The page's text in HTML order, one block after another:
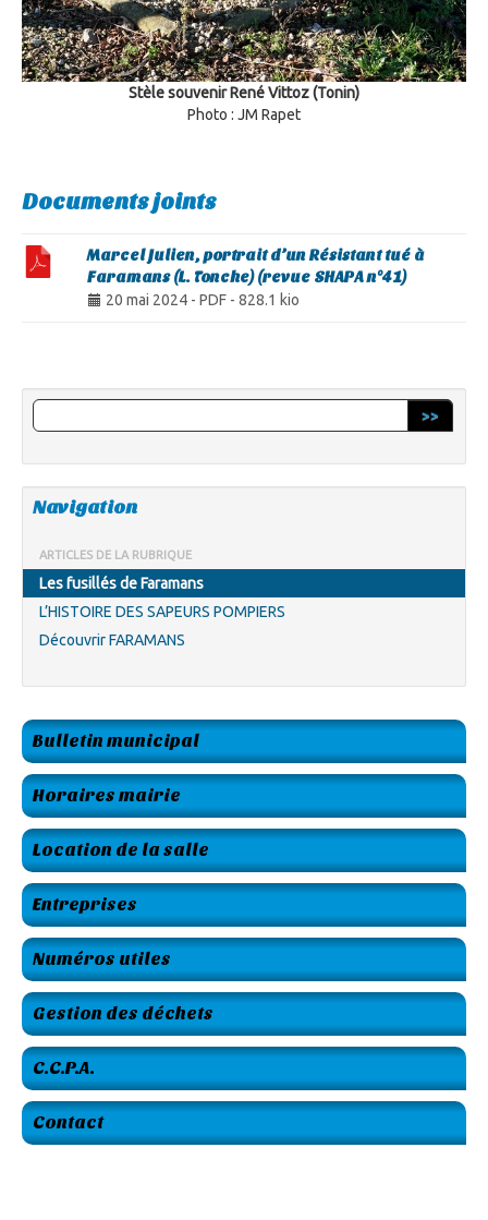
Stèle souvenir René Vittoz (Tonin)
Photo : JM Rapet
Documents joints
Marcel Julien, portrait d’un Résistant tué à
Faramans (L. Tonche) (revue SHAPA n°41)
20 mai 2024 - PDF - 828.1 kio
>>
Navigation
ARTICLES DE LA RUBRIQUE
Les fusillés de Faramans
L’HISTOIRE DES SAPEURS POMPIERS
Découvrir FARAMANS
Bulletin municipal
Horaires mairie
Location de la salle
Entreprises
Numéros utiles
Gestion des déchets
C.C.P.A.
Contact